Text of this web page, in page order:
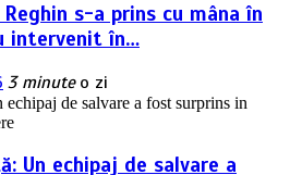
s-a prins cu mâna în
intervenit în…
3 minute o zi
Un echipaj de salvare a